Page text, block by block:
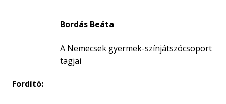
Bordás Beáta
A Nemecsek gyermek-színjátszócsoport
tagjai
Fordító: